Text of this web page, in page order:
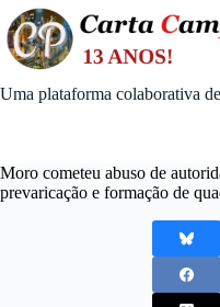
Skip
to
content
Uma plataforma colaborativa
Moro cometeu abuso de
prevaricação e formação de